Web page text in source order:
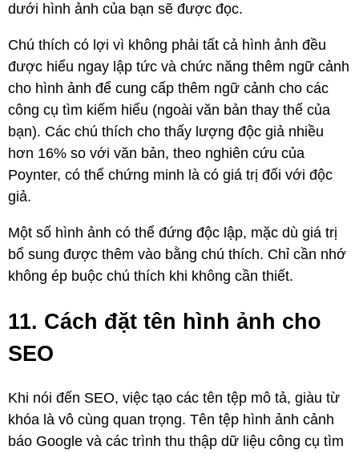
dưới hình ảnh của bạn sẽ được đọc.
Chú thích có lợi vì không phải tất cả hình ảnh đều
được hiểu ngay lập tức và chức năng thêm ngữ cảnh
cho hình ảnh để cung cấp thêm ngữ cảnh cho các
công cụ tìm kiếm hiểu (ngoài văn bản thay thế của
bạn). Các chú thích cho thấy lượng độc giả nhiều
hơn 16% so với văn bản, theo nghiên cứu của
Poynter, có thể chứng minh là có giá trị đối với độc
giả.
Một số hình ảnh có thể đứng độc lập, mặc dù giá trị
bổ sung được thêm vào bằng chú thích. Chỉ cần nhớ
không ép buộc chú thích khi không cần thiết.
11. Cách đặt tên hình ảnh cho
SEO
Khi nói đến SEO, việc tạo các tên tệp mô tả, giàu từ
khóa là vô cùng quan trọng. Tên tệp hình ảnh cảnh
báo Google và các trình thu thập dữ liệu công cụ tìm